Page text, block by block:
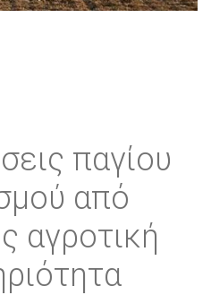
παγίου
από
αγροτική